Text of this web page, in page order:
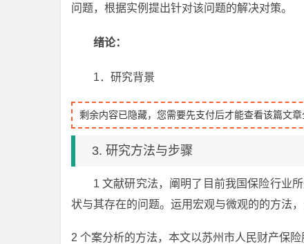
问题，根据实例提出针对该问题的解决对策。
绪论：
1．研究背景
剩余内容已隐藏，您需要先支付后才能查看该篇文章
3. 研究方法与步骤
1 文献研究法，阐明了目前我国保险行业
状与其存在的问题。运用宏观与微观的的方法
2 个案分析的方法，本文以苏州市人民财产保